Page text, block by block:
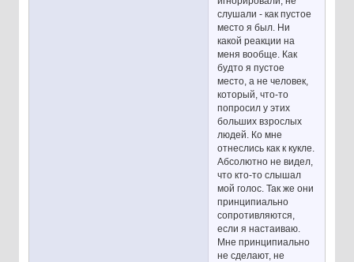
слушали - как пустое
место я был. Ни
какой реакции на
меня вообще. Как
будто я пустое
место, а не человек,
который, что-то
попросил у этих
больших взрослых
людей. Ко мне
отнеслись как к кукле.
Абсолютно не видел,
что кто-то слышал
мой голос. Так же они
принципиально
сопротивляются,
если я настаиваю.
Мне принципиально
не сделают, не